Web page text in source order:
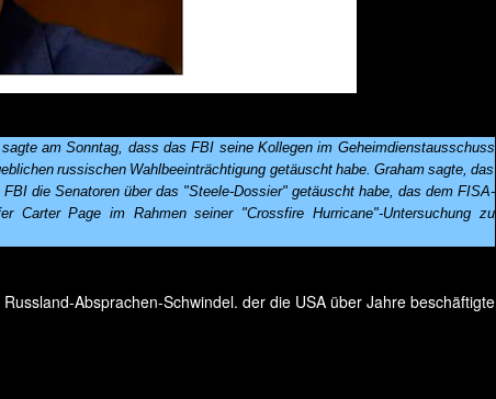
am Sonntag, dass das FBI seine Kollegen im Geheimdienstausschuss
russischen Wahlbeeinträchtigung getäuscht habe. Graham sagte, das
die Senatoren über das "Steele-Dossier" getäuscht habe, das dem FISA-
Carter Page im Rahmen seiner "Crossfire Hurricane"-Untersuchung zu
Absprachen-Schwindel. der die USA über Jahre beschäftigte